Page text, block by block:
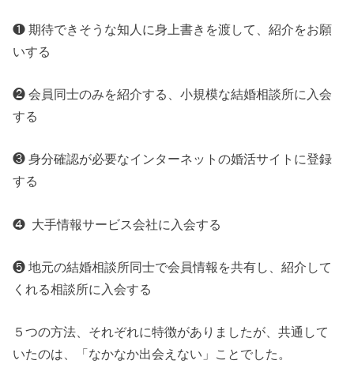
❶ 期待できそうな知人に身上書きを渡して、紹介をお願
いする
❷ 会員同士のみを紹介する、小規模な結婚相談所に入会
する
❸ 身分確認が必要なインターネットの婚活サイトに登録
する
❹ 大手情報サービス会社に入会する
❺ 地元の結婚相談所同士で会員情報を共有し、紹介して
くれる相談所に入会する
５つの方法、それぞれに特徴がありましたが、共通して
いたのは、「なかなか出会えない」ことでした。